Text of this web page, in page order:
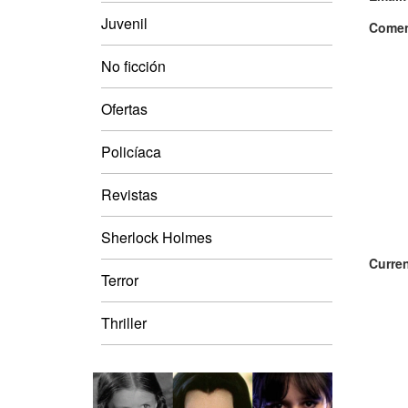
Juvenil
No ficción
Ofertas
Policíaca
Revistas
Sherlock Holmes
Terror
Thriller